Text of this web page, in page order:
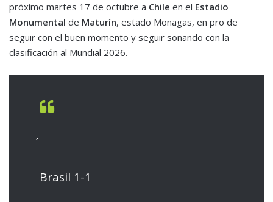
próximo martes 17 de octubre a Chile en el Estadio
Monumental de Maturín, estado Monagas, en pro de
seguir con el buen momento y seguir soñando con la
clasificación al Mundial 2026.
Brasil 1-1